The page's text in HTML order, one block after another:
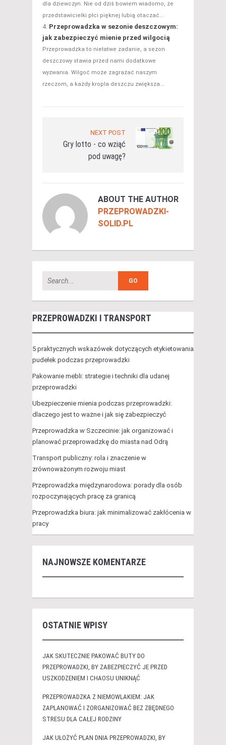
dla dziewczyn. Nie od dziś bowiem wiadomo, że
przedstawicielki płci pięknej lubią otaczać...
Przeprowadzka w sezonie deszczowym:
jak zabezpieczyć mienie przed wilgocią
Przeprowadzka to niełatwe zadanie, a sezon
deszczowy stawia przed nami dodatkowe
wyzwania. Wilgoć może zagrażać naszym
rzeczom, a każdy kropla deszczu zwiększa...
NEXT POST
Gry lotto - co wziąć
pod uwagę?
ABOUT THE AUTHOR
PRZEPROWADZKI-
SOLID.PL
PRZEPROWADZKI I TRANSPORT
5 praktycznych wskazówek dotyczących etykietowania
pudełek podczas przeprowadzki
Pakowanie mebli: strategie i techniki dla udanej
przeprowadzki
Ubezpieczenie mienia podczas przeprowadzki:
dlaczego jest to ważne i jak się zabezpieczyć
Przeprowadzka w Szczecinie: jak organizować i
planować przeprowadzkę do miasta nad Odrą
Transport publiczny: rola i znaczenie w
zrównoważonym rozwoju miast
Przeprowadzka międzynarodowa: porady dla osób
rozpoczynających pracę za granicą
Przeprowadzka biura: jak minimalizować zakłócenia w
pracy
NAJNOWSZE KOMENTARZE
OSTATNIE WPISY
JAK SKUTECZNIE PAKOWAĆ BUTY DO
PRZEPROWADZKI, BY ZABEZPIECZYĆ JE PRZED
USZKODZENIEM I CHAOSU UNIKNĄĆ
PRZEPROWADZKA Z NIEMOWLAKIEM: JAK
ZAPLANOWAĆ I ZORGANIZOWAĆ BEZ ZBĘDNEGO
STRESU DLA CAŁEJ RODZINY
JAK UŁOŻYĆ PLAN DNIA PRZEPROWADZKI, BY